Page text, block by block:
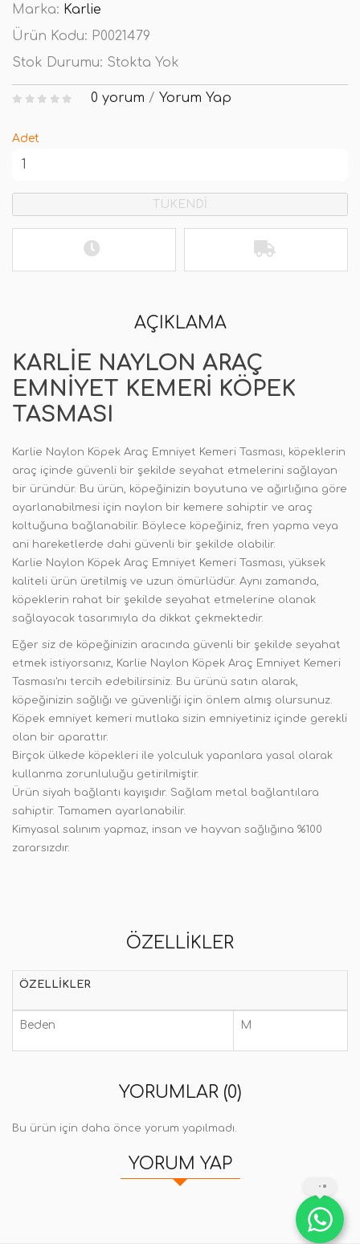
Marka: Karlie
Ürün Kodu: P0021479
Stok Durumu: Stokta Yok
0 yorum / Yorum Yap
Adet
TÜKENDİ
AÇIKLAMA
KARLIE NAYLON ARAÇ
EMNIYET KEMERI KÖPEK
TASMASI
Karlie Naylon Köpek Araç Emniyet Kemeri Tasması, köpeklerin
araç içinde güvenli bir şekilde seyahat etmelerini sağlayan
bir üründür. Bu ürün, köpeğinizin boyutuna ve ağırlığına göre
ayarlanabilmesi için naylon bir kemere sahiptir ve araç
koltuğuna bağlanabilir. Böylece köpeğiniz, fren yapma veya
ani hareketlerde dahi güvenli bir şekilde olabilir.
Karlie Naylon Köpek Araç Emniyet Kemeri Tasması, yüksek
kaliteli ürün üretilmiş ve uzun ömürlüdür. Aynı zamanda,
köpeklerin rahat bir şekilde seyahat etmelerine olanak
sağlayacak tasarımıyla da dikkat çekmektedir.
Eğer siz de köpeğinizin aracında güvenli bir şekilde seyahat
etmek istiyorsanız, Karlie Naylon Köpek Araç Emniyet Kemeri
Tasması'nı tercih edebilirsiniz. Bu ürünü satın alarak,
köpeğinizin sağlığı ve güvenliği için önlem almış olursunuz.
Köpek emniyet kemeri mutlaka sizin emniyetiniz içinde gerekli
olan bir aparattır.
Birçok ülkede köpekleri ile yolculuk yapanlara yasal olarak
kullanma zorunluluğu getirilmiştir.
Ürün siyah bağlantı kayışıdır. Sağlam metal bağlantılara
sahiptir. Tamamen ayarlanabilir.
Kimyasal salınım yapmaz, insan ve hayvan sağlığına %100
zararsızdır.
ÖZELLIKLER
ÖZELLIKLER
Beden M
YORUMLAR (0)
Bu ürün için daha önce yorum yapılmadı.
YORUM YAP